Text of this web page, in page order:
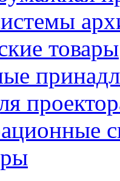
товары